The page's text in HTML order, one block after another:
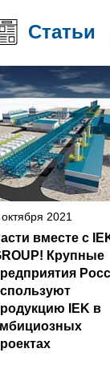
Статьи
2021
вместе с
Крупные
IEK в